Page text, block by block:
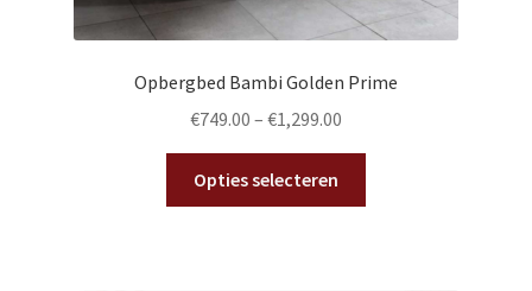
Opbergbed Bambi Golden Prime
€749.00 – €1,299.00
Opties selecteren